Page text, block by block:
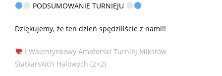
PODSUMOWANIE TURNIEJU
Dziękujemy, że ten dzień spędziliście z nami!!
I Walentynkowy Amatorski Turniej Mikstów
Siatkarskich Halowych (2×2)